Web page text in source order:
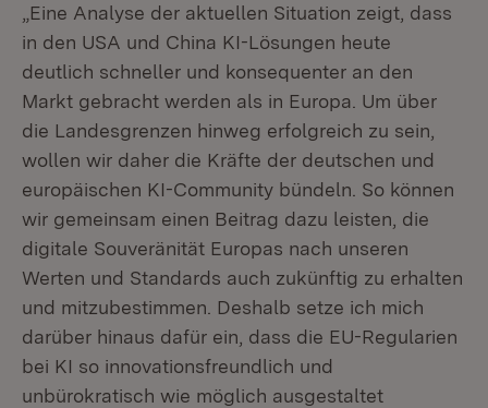
„Eine Analyse der aktuellen Situation zeigt, dass
in den USA und China KI-Lösungen heute
deutlich schneller und konsequenter an den
Markt gebracht werden als in Europa. Um über
die Landesgrenzen hinweg erfolgreich zu sein,
wollen wir daher die Kräfte der deutschen und
europäischen KI-Community bündeln. So können
wir gemeinsam einen Beitrag dazu leisten, die
digitale Souveränität Europas nach unseren
Werten und Standards auch zukünftig zu erhalten
und mitzubestimmen. Deshalb setze ich mich
darüber hinaus dafür ein, dass die EU-Regularien
bei KI so innovationsfreundlich und
unbürokratisch wie möglich ausgestaltet